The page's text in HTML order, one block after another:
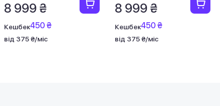
8 999 ₴
Кешбек450 ₴
від 375 ₴/міс
8 999 ₴
Кешбек450 ₴
від 375 ₴/міс